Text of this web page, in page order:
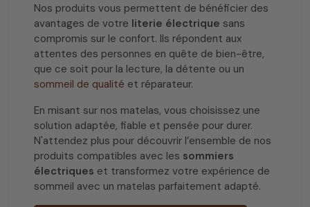
Nos produits vous permettent de bénéficier des
avantages de votre literie électrique sans
compromis sur le confort. Ils répondent aux
attentes des personnes en quête de bien-être,
que ce soit pour la lecture, la détente ou un
sommeil de qualité et réparateur.
En misant sur nos matelas, vous choisissez une
solution adaptée, fiable et pensée pour durer.
N'attendez plus pour découvrir l’ensemble de nos
produits compatibles avec les sommiers
électriques et transformez votre expérience de
sommeil avec un matelas parfaitement adapté.